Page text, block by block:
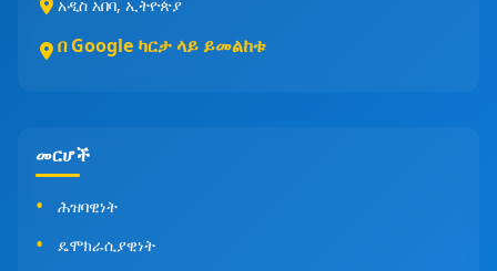
አዲስ አበባ, ኢትዮጵያ
በ Google ካርታ ላይ ይመልከቱ
መርሆች
ሕዝባዊነት
ዴሞክራሲያዊነት